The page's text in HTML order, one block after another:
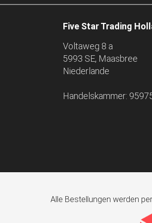
Five Star Trading
Voltaweg 8 a
5993 SE, Maasbree
Niederlande
Handelskammer:
Alle Bestellungen werden